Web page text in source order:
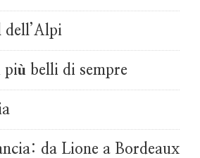
dell’Alpi
belli di sempre
da Lione a Bordeaux